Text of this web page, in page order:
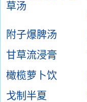
草汤
附子爆脾汤
甘草流浸膏
橄榄萝卜饮
戈制半夏